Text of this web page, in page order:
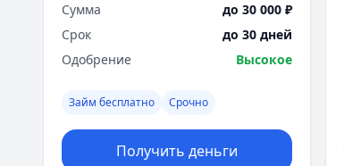
Сумма
до 30 000 ₽
Срок
до 30 дней
Одобрение
Высокое
Займ бесплатно Срочно
Получить деньги